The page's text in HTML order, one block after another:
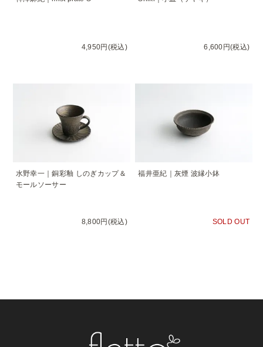
4,950円(税込) 6,600円(税込)
水野幸一｜銅彩釉 しのぎカップ＆
モールソーサー
8,800円(税込)
福井亜紀｜灰煙 波縁小鉢
SOLD OUT